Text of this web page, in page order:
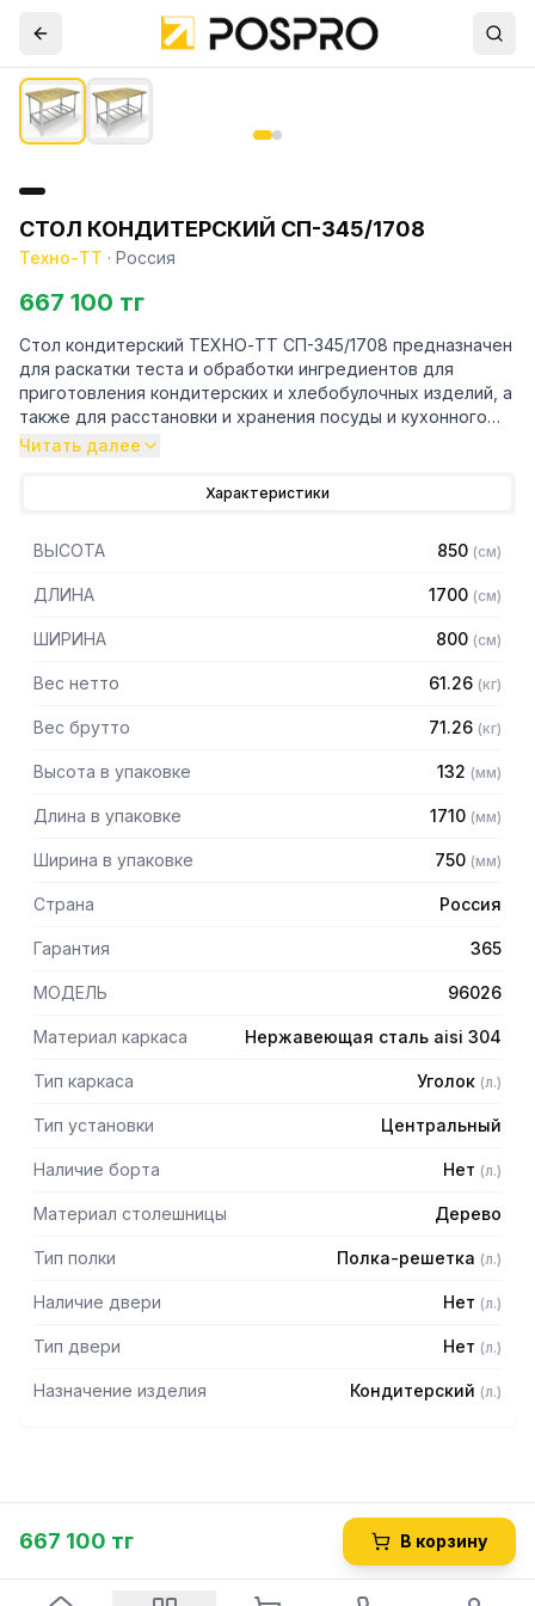
СТОЛ КОНДИТЕРСКИЙ СП-345/1708
Техно-ТТ · Россия
667 100 тг
Стол кондитерский ТЕХНО-ТТ СП-345/1708 предназначен
для раскатки теста и обработки ингредиентов для
приготовления кондитерских и хлебобулочных изделий, а
также для расстановки и хранения посуды и кухонного
инвентаря на предприятиях общественного питания и
— Столешница: бук (толщина 40 мм)
— Каркас разборный из уголка 40х40 мм нержавеющей
стали AISI 304 толщиной 2 мм
— Полка-решетка из нержавеющей стали марки AISI 430
— Регулируемые опоры
Читать далее
Характеристики
ВЫСОТА 850 (см)
ДЛИНА 1700 (см)
ШИРИНА 800 (см)
Вес нетто 61.26 (кг)
Вес брутто 71.26 (кг)
Высота в упаковке 132 (мм)
Длина в упаковке 1710 (мм)
Ширина в упаковке 750 (мм)
Страна Россия
Гарантия 365
МОДЕЛЬ 96026
Материал каркаса Нержавеющая сталь aisi 304
Тип каркаса Уголок (л.)
Тип установки Центральный
Наличие борта Нет (л.)
Материал столешницы Дерево
Тип полки Полка-решетка (л.)
Наличие двери Нет (л.)
Тип двери Нет (л.)
Назначение изделия Кондитерский (л.)
667 100 тг В корзину